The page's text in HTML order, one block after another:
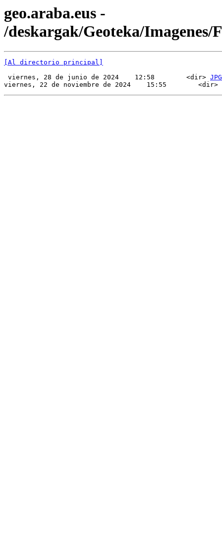
geo.araba.eus -
/deskargak/Geoteka/Imagenes/
[Al directorio principal]
viernes, 28 de junio de 2024    12:58        <dir> JPG
viernes, 22 de noviembre de 2024    15:55        <dir>